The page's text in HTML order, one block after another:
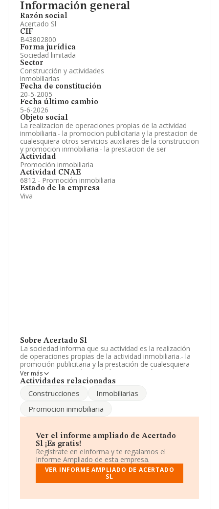
Información general
Razón social
Acertado Sl
CIF
B43802800
Forma jurídica
Sociedad limitada
Sector
Construcción y actividades
inmobiliarias
Fecha de constitución
20-5-2005
Fecha último cambio
5-6-2026
Objeto social
La realizacion de operaciones propias de la actividad
inmobiliaria.- la promocion publicitaria y la prestacion de
cualesquiera otros servicios auxiliares de la construccion
y promocion inmobiliaria.- la prestacion de ser
Actividad
Promoción inmobiliaria
Actividad CNAE
6812 - Promoción inmobiliaria
Estado de la empresa
Viva
Sobre Acertado Sl
La sociedad informa que su actividad es la realización
de operaciones propias de la actividad inmobiliaria.- la
promoción publicitaria y la prestación de cualesquiera
otros servicios auxiliares de la construcción y
promoción inmobiliaria.- la prestación de ser. La
corresponde a 6812 con código '%cnae%'. No realiza
La compañíaAcertado S.L, con número de
Avenida Carlos Iii núm. 238 Piso 3 A, (04720),
Aguadulce, en Almería, Andalucía.
En base a la información de la que dispone INFORMA
sobre 231.218 compañías, la facturación en el ámbito
nacional alcanza los 29.817 millones de euros y el
promedio de la facturación de ventas entre todas las
información adicional de interés, la media de empleados
Ver más
Actividades relacionadas
Construcciones
Inmobiliarias
Promocion inmobiliaria
Ver el informe ampliado de Acertado
Sl ¡Es gratis!
Regístrate en eInforma y te regalamos el
Informe Ampliado de esta empresa.
VER INFORME AMPLIADO DE ACERTADO
SL